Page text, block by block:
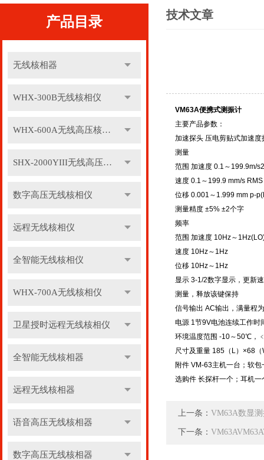
产品目录
无线核相器
WHX-300B无线核相仪
WHX-600A无线高压核相仪
SHX-2000YIII无线高压核相仪
数字高压无线核相仪
远程无线核相仪
全智能无线核相仪
WHX-700A无线核相仪
卫星授时远程无线核相仪
全智能无线核相器
远程无线核相器
语音高压无线核相器
数字高压无线核相器
技术文章
VM63A便携式测振计
主要产品参数：
加速探头 压电剪贴式加速
测量
范围 加速度 0.1～199.9m/
速度 0.1～199.9 mm/s RMS
位移 0.001～1.999 mm p-
测量精度 ±5% ±2个字
频率
范围 加速度 10Hz～
速度 10Hz～1Hz
位移 10Hz～1Hz
显示 3-1/2数字显示，更新
测量，释放该键保持
信号输出 AC输出，满量程
电源 1节9V电池连续工作
环境温度范围 -10～50℃，
尺寸及重量 185（L）×68
附件 VM-63主机一台；软
选购件 长探杆一个；耳机
上一条： VM63A数显
下一条：